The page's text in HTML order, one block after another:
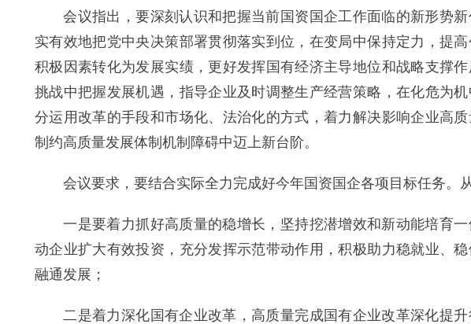
会议指出，要深刻认识和把握当前国资国企工作面临的新形势新
实有效地把党中央决策部署贯彻落实到位，在变局中保持定力，提
积极因素转化为发展实绩，更好发挥国有经济主导地位和战略支撑
挑战中把握发展机遇，指导企业及时调整生产经营策略，在化危为
分运用改革的手段和市场化、法治化的方式，着力解决影响企业高
制约高质量发展体制机制障碍中迈上新台阶。
会议要求，要结合实际全力完成好今年国资国企各项目标任务。从
一是要着力抓好高质量的稳增长，坚持挖潜增效和新动能培育一
动企业扩大有效投资，充分发挥示范带动作用，积极助力稳就业、
融通发展；
二是着力深化国有企业改革，高质量完成国有企业改革深化提升